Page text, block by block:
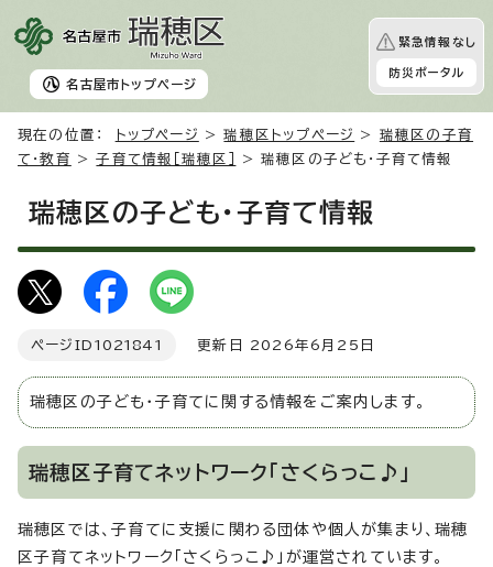
名古屋市 トップページ
緊急情報なし
防災ポータル
現在の位置： トップページ >瑞穂区トップページ > 瑞穂区の子育
て・教育
>子育て情報［瑞穂区］ > 瑞穂区の子ども・子育て情報
瑞穂区の子ども・子育て情報
ページID 1021841 更新日 2026年6月25日
瑞穂区の子ども・子育てに関する情報をご案内します。
瑞穂区子育てネットワーク「さくらっこ♪」
瑞穂区では、子育てに支援に関わる団体や個人が集まり、瑞穂
区子育てネットワーク「さくらっこ♪」が運営されています。